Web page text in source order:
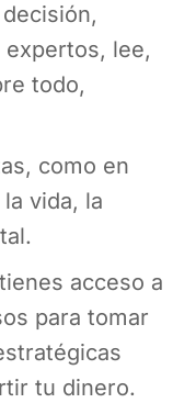
lee,
todo,
como en
vida, la
acceso a
para tomar
tu dinero.